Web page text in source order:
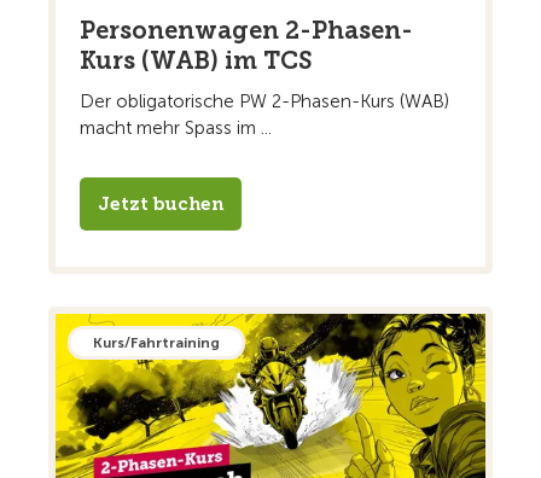
Personenwagen 2-Phasen-
Kurs (WAB) im TCS
Der obligatorische PW 2-Phasen-Kurs (WAB)
macht mehr Spass im ...
Jetzt buchen
Kurs/Fahrtraining